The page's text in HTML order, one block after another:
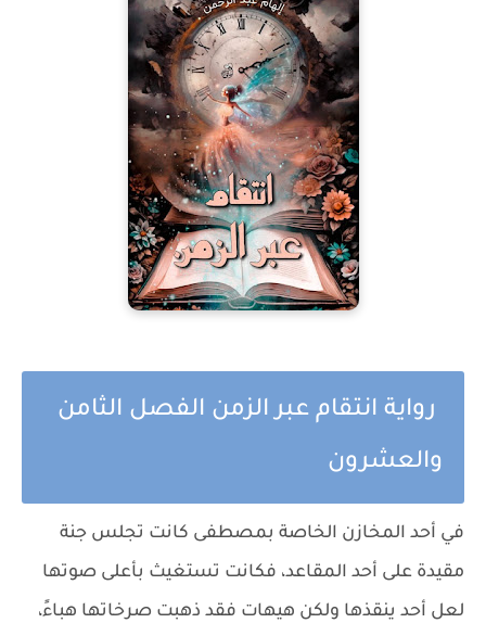
رواية انتقام عبر الزمن الفصل الثامن
والعشرون
في أحد المخازن الخاصة بمصطفى كانت تجلس جنة
مقيدة على أحد المقاعد، فكانت تستغيث بأعلى صوتها
لعل أحد ينقذها ولكن هيهات فقد ذهبت صرخاتها هباءً،